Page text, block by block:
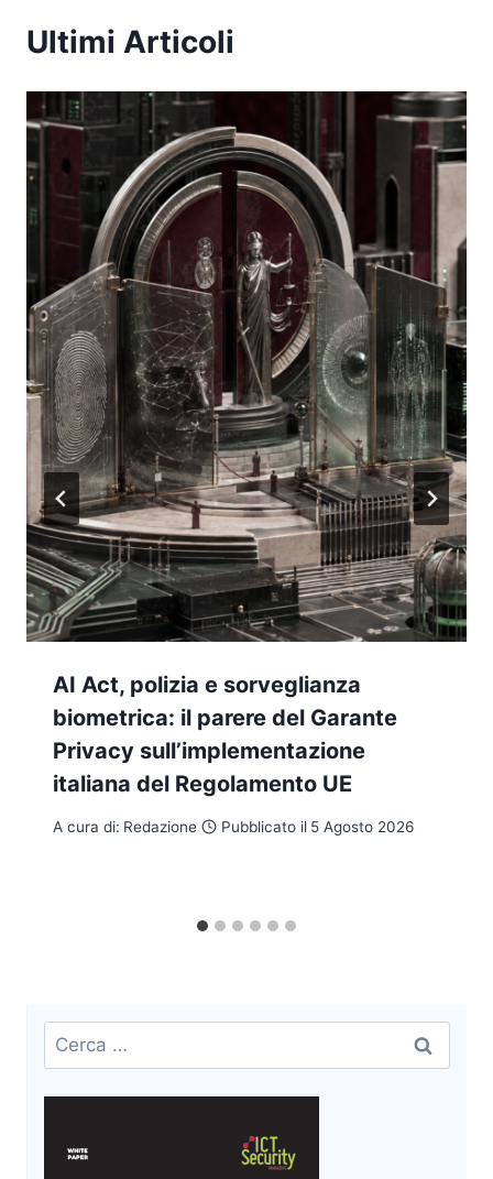
Ultimi Articoli
AI Act, polizia e sorveglianza
biometrica: il parere del Garante
Privacy sull’implementazione
italiana del Regolamento UE
A cura di: Redazione Pubblicato il 5 Agosto 2026
Ricerca
per: